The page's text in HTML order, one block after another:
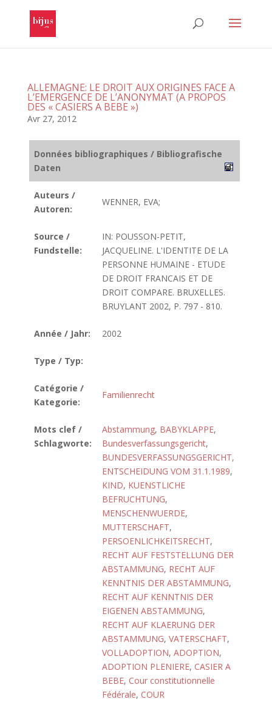
ALLEMAGNE: LE DROIT AUX ORIGINES FACE A
L’EMERGENCE DE L’ANONYMAT (A PROPOS
DES « CASIERS A BEBE »)
Avr 27, 2012
Données bibliographiques / Bibliografische
Daten
Auteurs /
Autoren:
WENNER, EVA;
Source /
Fundstelle:
IN: POUSSON-PETIT,
JACQUELINE. L'IDENTITE DE LA
PERSONNE HUMAINE - ETUDE
DE DROIT FRANCAIS ET DE
DROIT COMPARE. BRUXELLES.
BRUYLANT 2002, P. 797 - 810.
Année / Jahr: 2002
Type / Typ:
Catégorie /
Kategorie:
Familienrecht
Mots clef /
Schlagworte:
Abstammung, BABYKLAPPE,
Bundesverfassungsgericht,
BUNDESVERFASSUNGSGERICHT,
ENTSCHEIDUNG VOM 31.1.1989,
KIND, KUENSTLICHE
BEFRUCHTUNG,
MENSCHENWUERDE,
MUTTERSCHAFT,
PERSOENLICHKEITSRECHT,
RECHT AUF FESTSTELLUNG DER
ABSTAMMUNG, RECHT AUF
KENNTNIS DER ABSTAMMUNG,
RECHT AUF KENNTNIS DER
EIGENEN ABSTAMMUNG,
RECHT AUF KLAERUNG DER
ABSTAMMUNG, VATERSCHAFT,
VOLLADOPTION, ADOPTION,
ADOPTION PLENIERE, CASIER A
BEBE, Cour constitutionnelle
Fédérale, COUR